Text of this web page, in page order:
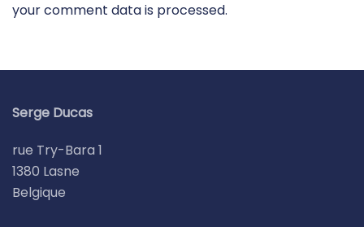
your comment data is processed.
Serge Ducas
rue Try-Bara 1
1380 Lasne
Belgique